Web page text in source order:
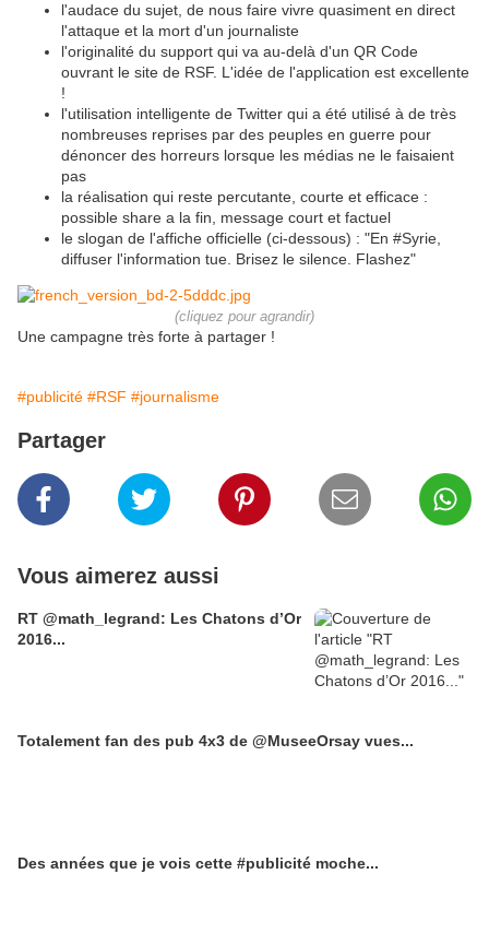
l'audace du sujet, de nous faire vivre quasiment en direct
l'attaque et la mort d'un journaliste
l'originalité du support qui va au-delà d'un QR Code
ouvrant le site de RSF. L'idée de l'application est excellente
!
l'utilisation intelligente de Twitter qui a été utilisé à de très
nombreuses reprises par des peuples en guerre pour
dénoncer des horreurs lorsque les médias ne le faisaient
pas
la réalisation qui reste percutante, courte et efficace :
possible share a la fin, message court et factuel
le slogan de l'affiche officielle (ci-dessous) : "En #Syrie,
diffuser l'information tue. Brisez le silence. Flashez"
(cliquez pour agrandir)
Une campagne très forte à partager !
#publicité #RSF #journalisme
Partager
Vous aimerez aussi
RT @math_legrand: Les Chatons d’Or
2016...
Totalement fan des pub 4x3 de @MuseeOrsay vues...
Des années que je vois cette #publicité moche...